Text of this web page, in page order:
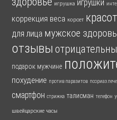
игрушка игрушки
коррекция веса корсет
для лица мужское
отзывы
подарок мужчине
похудение против паразитов псориаз
смартфон стрижка талисман телефон
швейцарские часы